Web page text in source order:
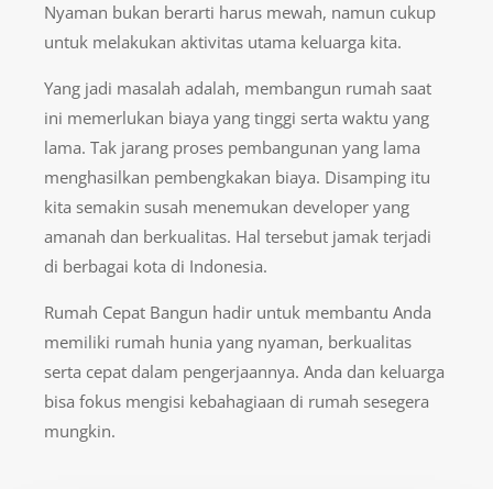
Nyaman bukan berarti harus mewah, namun cukup
untuk melakukan aktivitas utama keluarga kita.
Yang jadi masalah adalah, membangun rumah saat
ini memerlukan biaya yang tinggi serta waktu yang
lama. Tak jarang proses pembangunan yang lama
menghasilkan pembengkakan biaya. Disamping itu
kita semakin susah menemukan developer yang
amanah dan berkualitas. Hal tersebut jamak terjadi
di berbagai kota di Indonesia.
Rumah Cepat Bangun hadir untuk membantu Anda
memiliki rumah hunia yang nyaman, berkualitas
serta cepat dalam pengerjaannya. Anda dan keluarga
bisa fokus mengisi kebahagiaan di rumah sesegera
mungkin.